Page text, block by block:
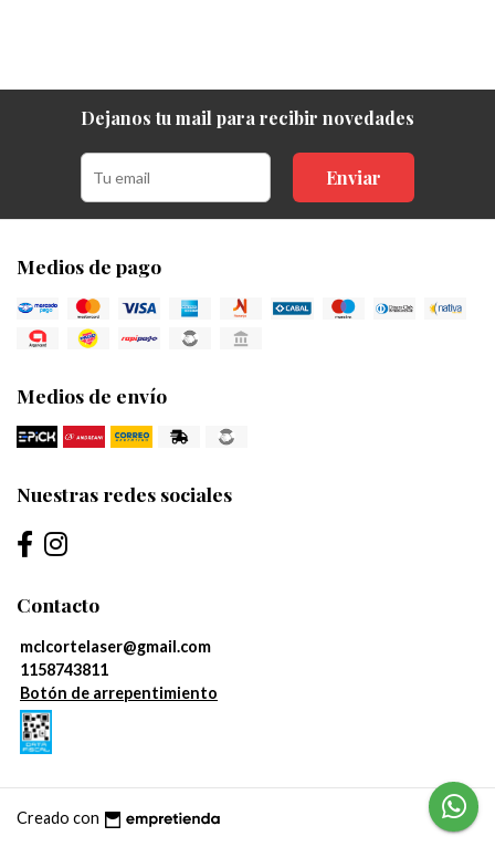
Dejanos tu mail para recibir novedades
Enviar
Medios de pago
Medios de envío
Nuestras redes sociales
Contacto
mclcortelaser@gmail.com
1158743811
Botón de arrepentimiento
Creado con